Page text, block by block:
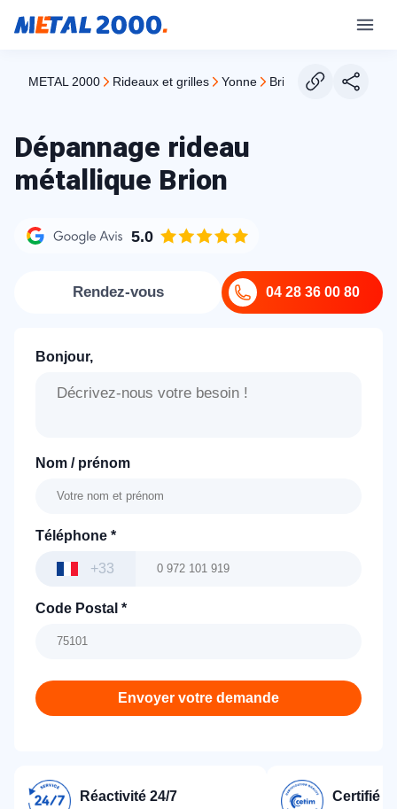
METAL 2000 rideaux et grilles yonne brion
Dépannage rideau
métallique Brion
5.0
04 28 36 00 80
Rendez-vous
Bonjour,
Nom / prénom
Téléphone *
+33
Code Postal *
Envoyer votre demande
Réactivité 24/7 Certifié